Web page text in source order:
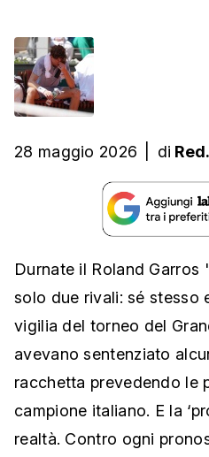
28 maggio 2026 di
Durnate il Roland Garros
solo due rivali: sé stesso
vigilia del torneo del
avevano sentenziato
racchetta prevedendo le
campione italiano. E la
realtà. Contro ogni